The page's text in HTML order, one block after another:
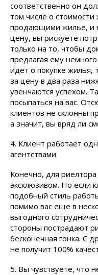
соответственно он
том числе о стоимости
продающими жилье, и
цену, вы рискуете
только на то, чтобы
предлагая ему
идет о покупке жилья,
за цену в два раза
увенчаются успехом.
посыпаться на вас.
клиентов не склонны
а значит, вы вряд ли
4. Клиент работает
агентствами
Конечно, для
эксклюзивом. Но если
подобный стиль
помимо вас еще в
выгодного
стороны пострадают
бесконечная гонка. С
не получит 100%
5. Вы чувствуете, что